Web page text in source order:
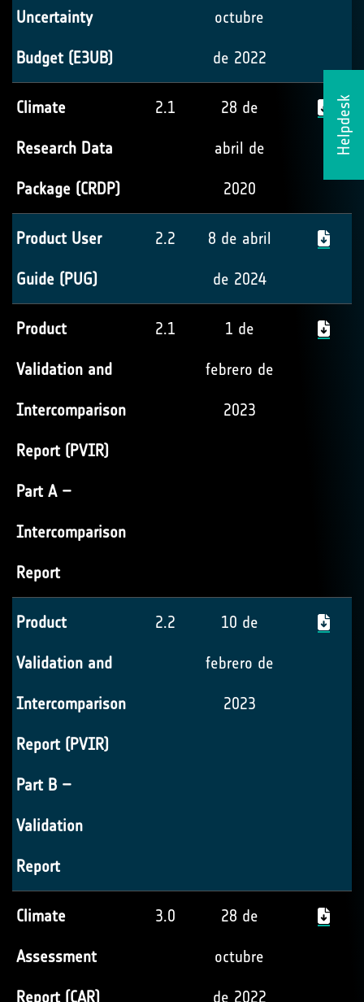
Helpdesk
Uncertainty
Budget (E3UB)
octubre
de 2022
Climate
Research Data
Package (CRDP)
2.1 28 de
abril de
2020
Product User
Guide (PUG)
2.2 8 de abril
de 2024
Product
Validation and
Intercomparison
Report (PVIR)
Part A –
Intercomparison
Report
2.1 1 de
febrero de
2023
Product
Validation and
Intercomparison
Report (PVIR)
Part B –
Validation
Report
2.2 10 de
febrero de
2023
Climate
Assessment
Report (CAR)
3.0 28 de
octubre
de 2022